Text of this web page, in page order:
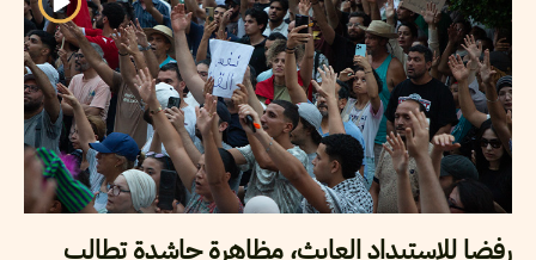
رفضا للاستبداد العابث، مظاهرة حاشدة تطالب